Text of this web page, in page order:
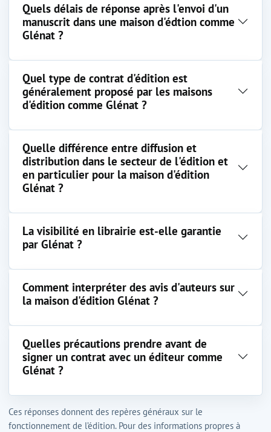
Quels délais de réponse après l'envoi d'un
manuscrit dans une maison d'édtion comme
Glénat ?
Quel type de contrat d'édition est
généralement proposé par les maisons
d'édition comme Glénat ?
Quelle différence entre diffusion et
distribution dans le secteur de l'édition et
en particulier pour la maison d'édition
Glénat ?
La visibilité en librairie est-elle garantie
par Glénat ?
Comment interpréter des avis d'auteurs sur
la maison d'édition Glénat ?
Quelles précautions prendre avant de
signer un contrat avec un éditeur comme
Glénat ?
Ces réponses donnent des repères généraux sur le
fonctionnement de l’édition. Pour des informations propres à